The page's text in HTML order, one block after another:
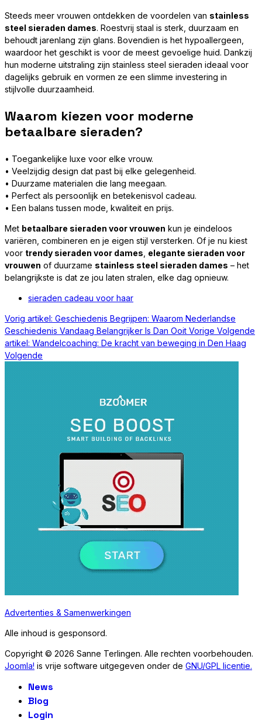
Steeds meer vrouwen ontdekken de voordelen van stainless
steel sieraden dames. Roestvrij staal is sterk, duurzaam en
behoudt jarenlang zijn glans. Bovendien is het hypoallergeen,
waardoor het geschikt is voor de meest gevoelige huid. Dankzij
hun moderne uitstraling zijn stainless steel sieraden ideaal voor
dagelijks gebruik en vormen ze een slimme investering in
stijlvolle duurzaamheid.
Waarom kiezen voor moderne
betaalbare sieraden?
• Toegankelijke luxe voor elke vrouw.
• Veelzijdig design dat past bij elke gelegenheid.
• Duurzame materialen die lang meegaan.
• Perfect als persoonlijk en betekenisvol cadeau.
• Een balans tussen mode, kwaliteit en prijs.
Met betaalbare sieraden voor vrouwen kun je eindeloos
variëren, combineren en je eigen stijl versterken. Of je nu kiest
voor trendy sieraden voor dames elegante sieraden voor
vrouwen of duurzame stainless steel sieraden dames – het
belangrijkste is dat ze jou laten stralen, elke dag opnieuw.
sieraden cadeau voor haar
Vorig artikel: Geschiedenis Begrijpen: Waarom Nederlandse
Geschiedenis Vandaag Belangrijker Is Dan Ooit Vorige Volgende
artikel: Wandelcoaching: De kracht van beweging in Den Haag
Volgende
Advertenties & Samenwerkingen
Alle inhoud is gesponsord.
Copyright © 2026 Sanne Terlingen. Alle rechten voorbehouden.
Joomla! is vrije software uitgegeven onder de GNU/GPL licentie.
News
Blog
Login